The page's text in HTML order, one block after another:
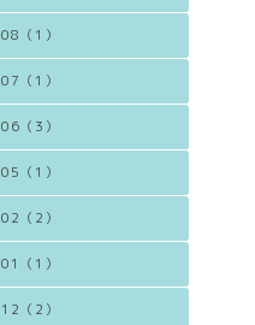
（1）
（1）
（3）
（1）
（2）
（1）
（2）